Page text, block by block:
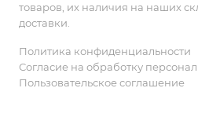
товаров, их наличия на наших
доставки.
Политика конфиденциальности
Согласие на обработку
Пользовательское соглашение